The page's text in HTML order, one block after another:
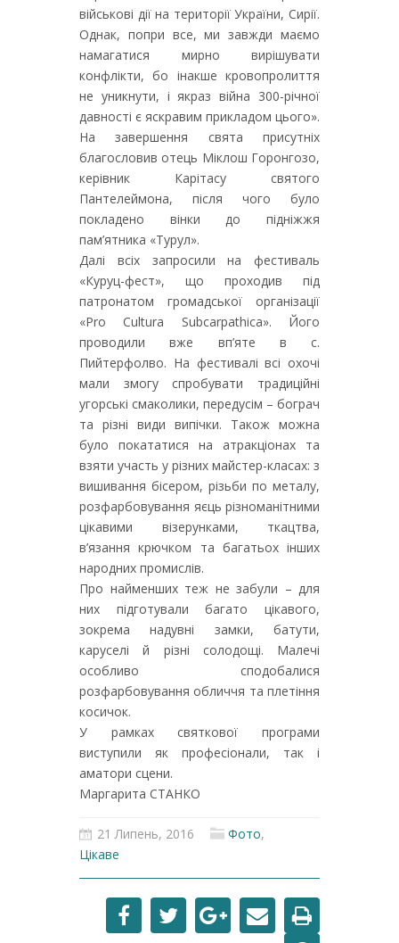
військові дії на території України, Сирії.
Однак, попри все, ми завжди маємо
намагатися мирно вирішувати
конфлікти, бо інакше кровопролиття
не уникнути, і якраз війна 300-річної
давності є яскравим прикладом цього».
На завершення свята присутніх
благословив отець Міклош Горонгозо,
керівник Карітасу святого
Пантелеймона, після чого було
покладено вінки до підніжжя
пам’ятника «Турул».
Далі всіх запросили на фестиваль
«Куруц-фест», що проходив під
патронатом громадської організації
«Pro Cultura Subcarpathica». Його
проводили вже вп’яте в с.
Пийтерфолво. На фестивалі всі охочі
мали змогу спробувати традиційні
угорські смаколики, передусім – бограч
та різні види випічки. Також можна
було покататися на атракціонах та
взяти участь у різних майстер-класах: з
вишивання бісером, різьби по металу,
розфарбовування яєць різноманітними
цікавими візерунками, ткацтва,
в’язання крючком та багатьох інших
народних промислів.
Про найменших теж не забули – для
них підготували багато цікавого,
зокрема надувні замки, батути,
каруселі й різні солодощі. Малечі
особливо сподобалися
розфарбовування обличчя та плетіння
косичок.
У рамках святкової програми
виступили як професіонали, так і
аматори сцени.
Маргарита СТАНКО
21 Липень, 2016 Фото,
Цікаве